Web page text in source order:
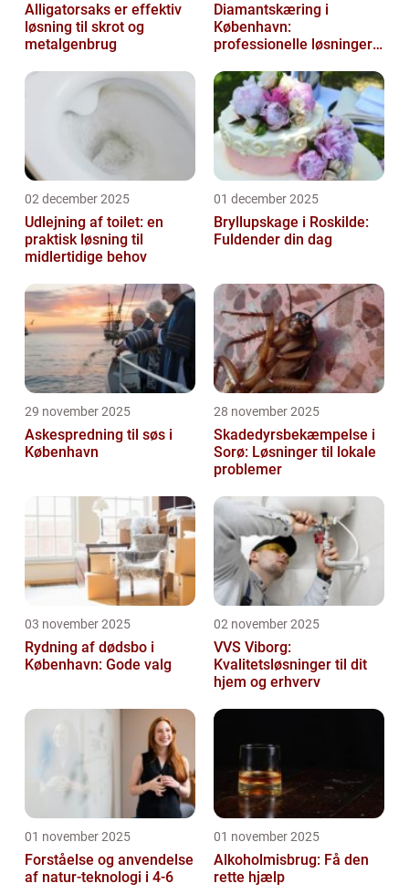
Alligatorsaks er effektiv
løsning til skrot og
metalgenbrug
Diamantskæring i
København:
professionelle løsninger
02 december 2025
Udlejning af toilet: en
praktisk løsning til
midlertidige behov
01 december 2025
Bryllupskage i Roskilde:
Fuldender din dag
29 november 2025
Askespredning til søs i
København
28 november 2025
Skadedyrsbekæmpelse i
Sorø: Løsninger til lokale
problemer
03 november 2025
Rydning af dødsbo i
København: Gode valg
02 november 2025
VVS Viborg:
Kvalitetsløsninger til dit
hjem og erhverv
01 november 2025
Forståelse og anvendelse
af natur-teknologi i 4-6
01 november 2025
Alkoholmisbrug: Få den
rette hjælp